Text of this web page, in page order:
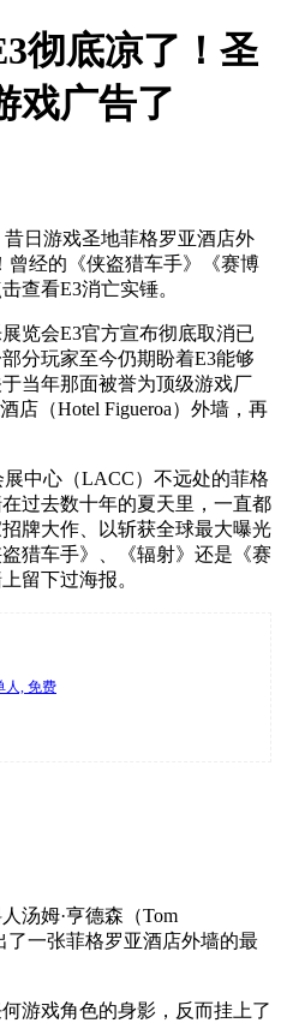
彻底凉了！圣
戏广告了
日游戏圣地菲格罗亚酒店外
经的《侠盗猎车手》《赛博
查看E3消亡实锤。
览会E3官方宣布彻底取消已
分玩家至今仍期盼着E3能够
当年那面被誉为顶级游戏厂
店（Hotel Figueroa）外墙，再
中心（LACC）不远处的菲格
过去数十年的夏天里，一直都
牌大作、以斩获全球最大曝光
猎车手》、《辐射》还是《赛
留下过海报。
人, 免费
汤姆·亨德森（Tom
了一张菲格罗亚酒店外墙的最
游戏角色的身影，反而挂上了